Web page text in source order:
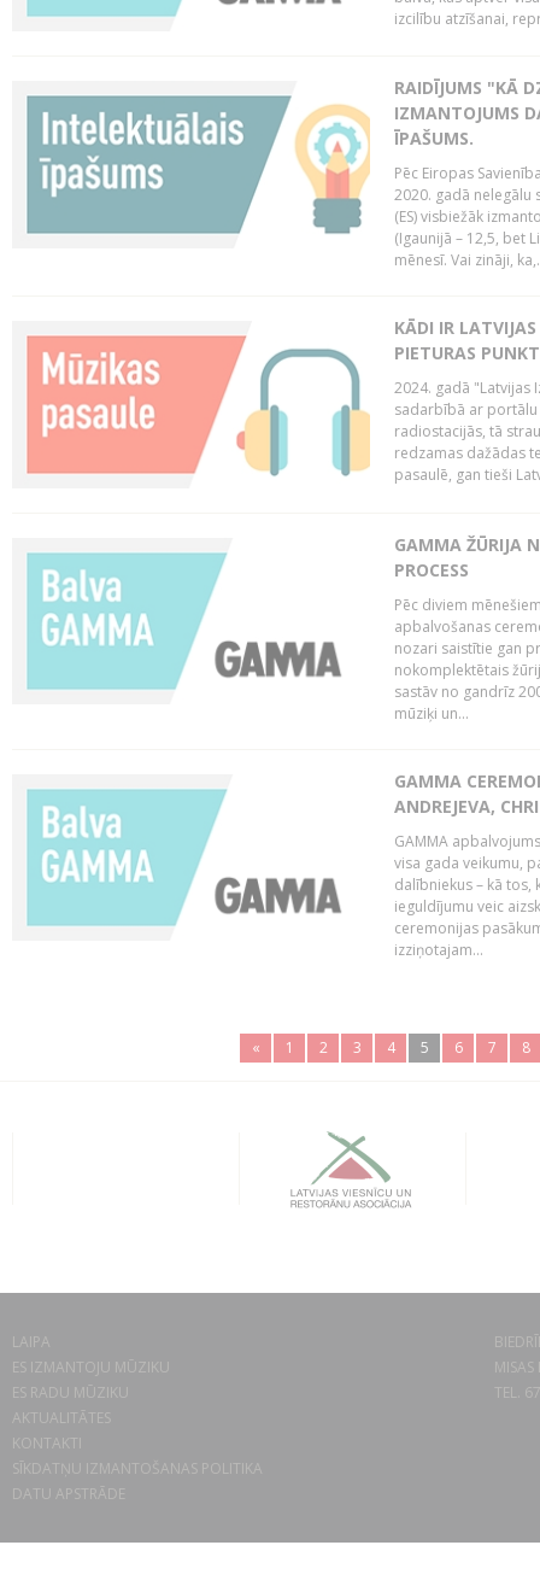
izcilību atzīšanai,
RAIDĪJUMS "KĀ
IZMANTOJUMS
ĪPAŠUMS.
Pēc Eiropas
2020. gadā nelegālu
(ES) visbiežāk
(Igaunijā – 12,5, bet
mēnesī. Vai zināji,
KĀDI IR
PIETURAS
2024. gadā "Latvijas
sadarbībā ar portālu
radiostacijās, tā
redzamas dažādas
pasaulē, gan tieši
GAMMA ŽŪRIJA
PROCESS
Pēc diviem
apbalvošanas
nozari saistītie gan
nokomplektētais
sastāv no gandrīz
mūziķi un...
GAMMA
ANDREJEVA,
GAMMA
visa gada veikumu,
dalībniekus – kā tos,
ieguldījumu veic
ceremonijas
izziņotajam...
« 1 2 3 4 5 6 7 8
LAIPA
ES IZMANTOJU MŪZIKU
ES RADU MŪZIKU
AKTUALITĀTES
KONTAKTI
SĪKDATŅU IZMANTOŠANAS POLITIKA
DATU APSTRĀDE
TEL.